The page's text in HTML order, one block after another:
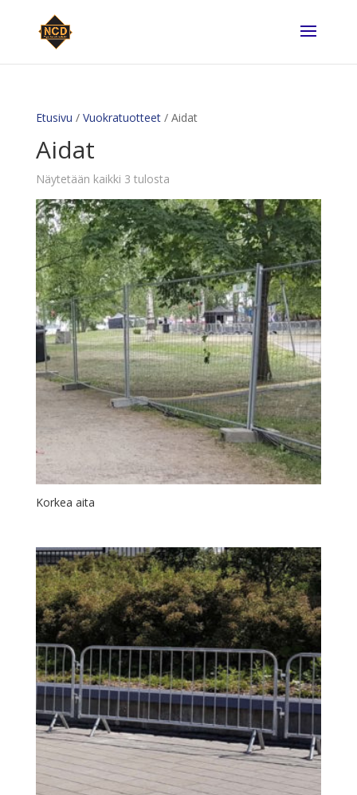
Etusivu / Vuokratuotteet/ Aidat
Aidat
Näytetään kaikki 3 tulosta
Korkea aita